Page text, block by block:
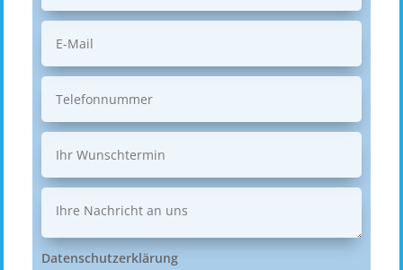
Datenschutzerklärung